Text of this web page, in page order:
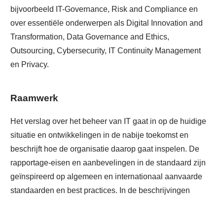
bijvoorbeeld IT-Governance, Risk and Compliance en
over essentiële onderwerpen als Digital Innovation and
Transformation, Data Governance and Ethics,
Outsourcing, Cybersecurity, IT Continuity Management
en Privacy.
Raamwerk
Het verslag over het beheer van IT gaat in op de huidige
situatie en ontwikkelingen in de nabije toekomst en
beschrijft hoe de organisatie daarop gaat inspelen. De
rapportage-eisen en aanbevelingen in de standaard zijn
geïnspireerd op algemeen en internationaal aanvaarde
standaarden en best practices. In de beschrijvingen